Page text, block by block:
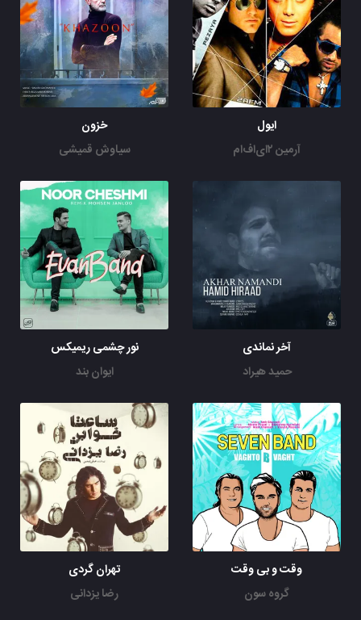
ایول
آرمین ۲ای‌اف‌ام
خزون
سیاوش قمیشی
آخر نماندی
حمید هیراد
نور چشمی ریمیکس
ایوان بند
وقت و بی وقت
گروه سون
تهران گردی
رضا یزدانی